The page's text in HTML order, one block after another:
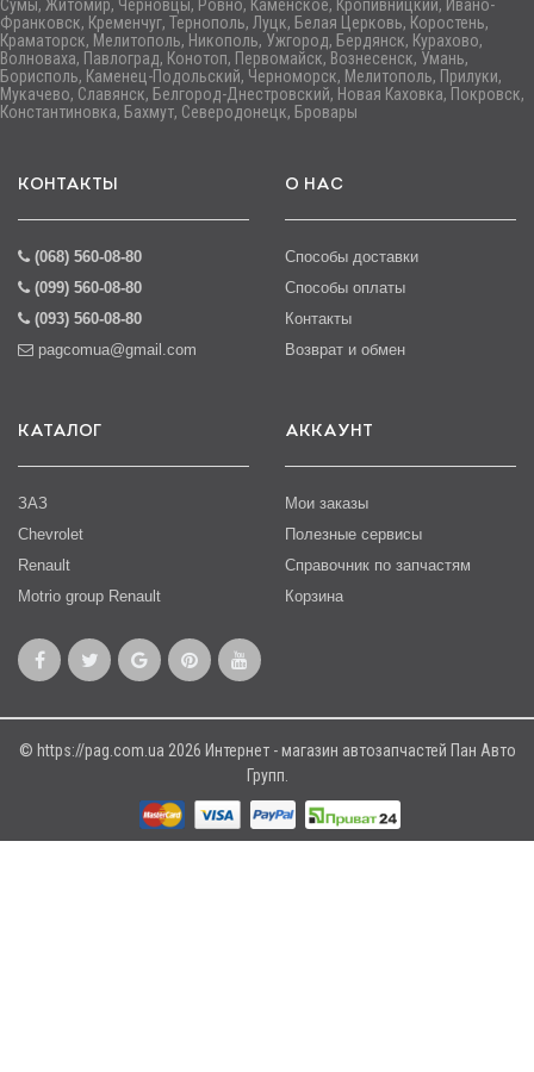
Сумы, Житомир, Черновцы, Ровно, Каменское, Кропивницкий, Ивано-
Франковск, Кременчуг, Тернополь, Луцк, Белая Церковь, Коростень,
Краматорск, Мелитополь, Никополь, Ужгород, Бердянск, Курахово,
Волноваха, Павлоград, Конотоп, Первомайск, Вознесенск, Умань,
Борисполь, Каменец-Подольский, Черноморск, Мелитополь, Прилуки,
Мукачево, Славянск, Белгород-Днестровский, Новая Каховка, Покровск,
Константиновка, Бахмут, Северодонецк, Бровары
КОНТАКТЫ
(068) 560-08-80
(099) 560-08-80
(093) 560-08-80
pagcomua@gmail.com
О НАС
Способы доставки
Способы оплаты
Контакты
Возврат и обмен
КАТАЛОГ
ЗАЗ
Chevrolet
Renault
Motrio group Renault
АККАУНТ
Мои заказы
Полезные сервисы
Справочник по запчастям
Корзина
© https://pag.com.ua 2026 Интернет - магазин автозапчастей Пан Авто
Групп.